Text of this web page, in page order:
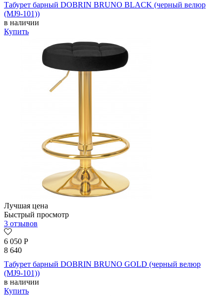
Табурет барный DOBRIN BRUNO BLACK (черный велюр
(MJ9-101))
в наличии
Купить
Лучшая цена
Быстрый просмотр
3 отзывов
6 050 Р
8 640
Табурет барный DOBRIN BRUNO GOLD (черный велюр
(MJ9-101))
в наличии
Купить